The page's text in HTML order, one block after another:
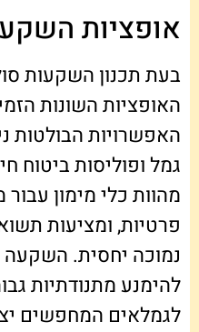
אופציות
בעת תכנון השקעות
האופציות השונות
האפשרויות הבולטות
גמל ופוליסות ביטוח
מהוות כלי מימון
פרטיות, ומציעות
נמוכה יחסית.
להימנע מתנודתיות
לגמלאים המחפשים